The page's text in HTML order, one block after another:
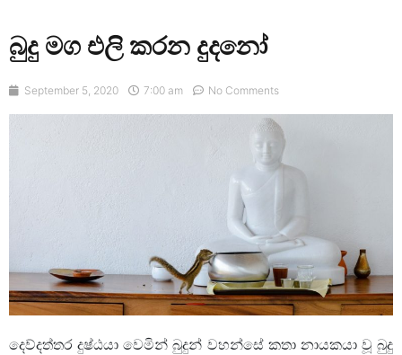
බුදු මග එලි කරන දුදනෝ
September 5, 2020 7:00 am No Comments
දෙව්දත්තර දුෂ්ඨයා වෙමින් බුදුන් වහන්සේ කතා නායකයා වූ බුදු